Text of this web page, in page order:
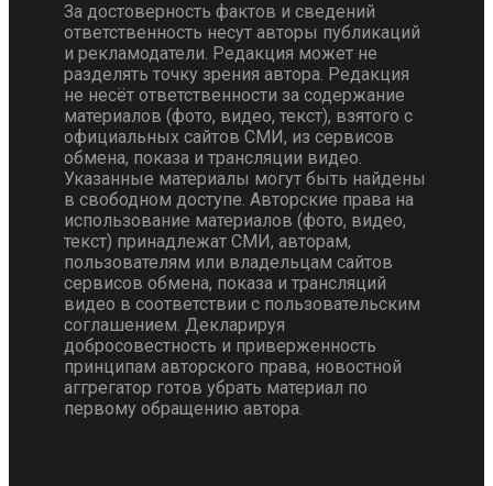
За достоверность фактов и сведений
ответственность несут авторы публикаций
и рекламодатели. Редакция может не
разделять точку зрения автора. Редакция
не несёт ответственности за содержание
материалов (фото, видео, текст), взятого с
официальных сайтов СМИ, из сервисов
обмена, показа и трансляции видео.
Указанные материалы могут быть найдены
в свободном доступе. Авторские права на
использование материалов (фото, видео,
текст) принадлежат СМИ, авторам,
пользователям или владельцам сайтов
сервисов обмена, показа и трансляций
видео в соответствии с пользовательским
соглашением. Декларируя
добросовестность и приверженность
принципам авторского права, новостной
аггрегатор готов убрать материал по
первому обращению автора.